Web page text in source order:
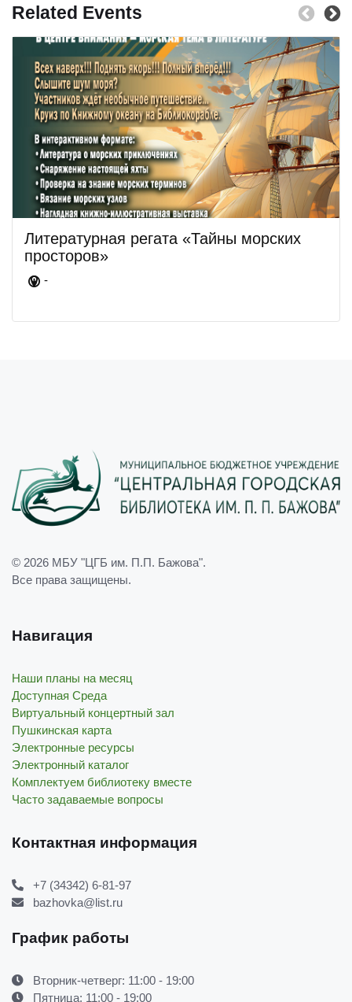
Related Events
Литературная регата «Тайны морских
просторов»
-
© 2026 МБУ "ЦГБ им. П.П. Бажова".
Все права защищены.
Навигация
Наши планы на месяц
Доступная Среда
Виртуальный концертный зал
Пушкинская карта
Электронные ресурсы
Электронный каталог
Комплектуем библиотеку вместе
Часто задаваемые вопросы
Контактная информация
+7 (34342) 6-81-97
bazhovka@list.ru
График работы
Вторник-четверг: 11:00 - 19:00
Пятница: 11:00 - 19:00